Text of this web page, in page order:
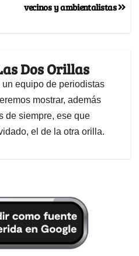
vecinos y ambientalistas
Dos Orillas
un equipo de periodistas
mostrar, además
de siempre, ese que
el de la otra orilla.